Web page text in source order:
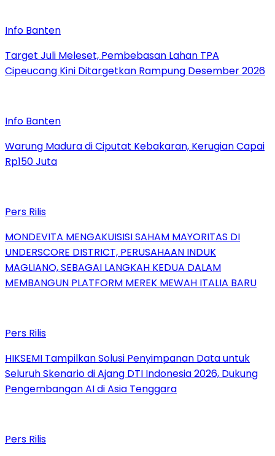
Info Banten
Target Juli Meleset, Pembebasan Lahan TPA
Cipeucang Kini Ditargetkan Rampung Desember 2026
Info Banten
Warung Madura di Ciputat Kebakaran, Kerugian Capai
Rp150 Juta
Pers Rilis
MONDEVITA MENGAKUISISI SAHAM MAYORITAS DI
UNDERSCORE DISTRICT, PERUSAHAAN INDUK
MAGLIANO, SEBAGAI LANGKAH KEDUA DALAM
MEMBANGUN PLATFORM MEREK MEWAH ITALIA BARU
Pers Rilis
HIKSEMI Tampilkan Solusi Penyimpanan Data untuk
Seluruh Skenario di Ajang DTI Indonesia 2026, Dukung
Pengembangan AI di Asia Tenggara
Pers Rilis